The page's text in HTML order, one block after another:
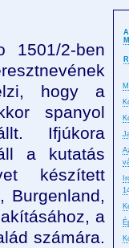
1501/2-ben
hogy a
spanyol
Ifjúkora
a kutatás
készített
Burgenland,
a
számára.